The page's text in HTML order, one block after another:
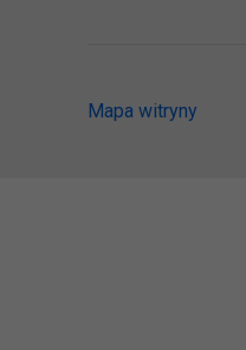
Mapa witryny